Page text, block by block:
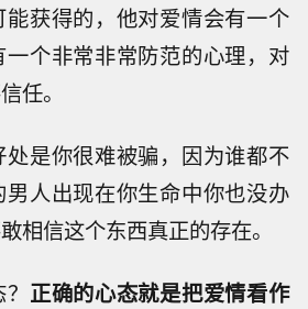
获得的，他对爱情会有一个
个非常非常防范的心理，对
任。
是你很难被骗，因为谁都不
人出现在你生命中你也没办
相信这个东西真正的存在。
正确的心态就是把爱情看作